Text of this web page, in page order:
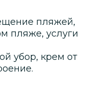
пляжей,
пляже, услуги
убор, крем от